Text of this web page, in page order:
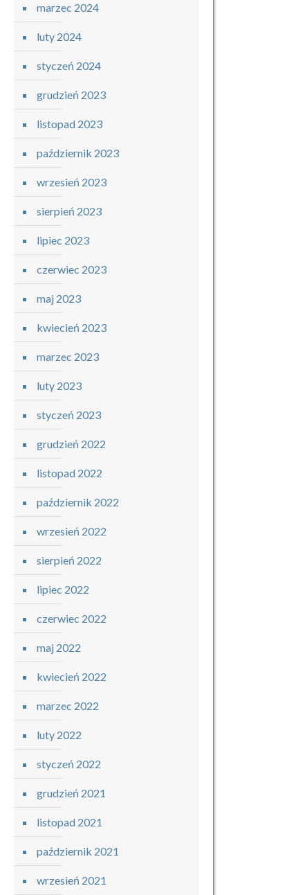
marzec 2024
luty 2024
styczeń 2024
grudzień 2023
listopad 2023
październik 2023
wrzesień 2023
sierpień 2023
lipiec 2023
czerwiec 2023
maj 2023
kwiecień 2023
marzec 2023
luty 2023
styczeń 2023
grudzień 2022
listopad 2022
październik 2022
wrzesień 2022
sierpień 2022
lipiec 2022
czerwiec 2022
maj 2022
kwiecień 2022
marzec 2022
luty 2022
styczeń 2022
grudzień 2021
listopad 2021
październik 2021
wrzesień 2021